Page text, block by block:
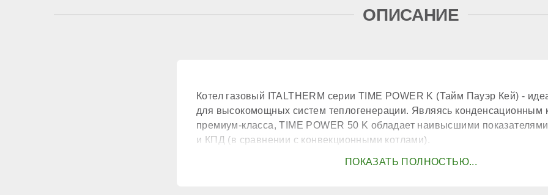
Встроенный бойлер
Расширительный бак
ОПИСАНИЕ
Котел газовый ITALTHERM серии TIME POWER K (Тайм Пауэр Кей) -
для высокомощных систем теплогенерации. Являясь конденсационным
премиум-класса, TIME POWER 50 K обладает наивысшими
и КПД (в сравнении с конвекционными котлами).